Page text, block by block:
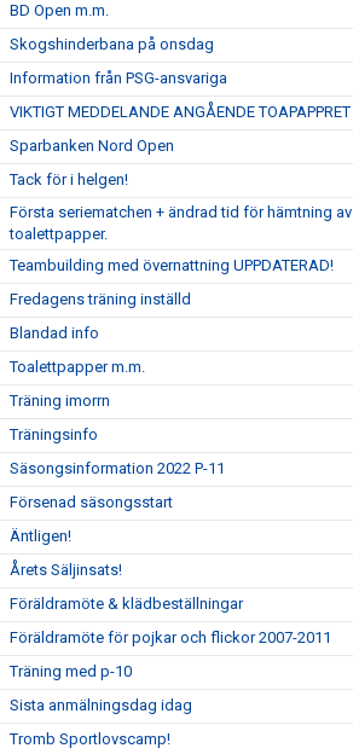
BD Open m.m.
Skogshinderbana på onsdag
Information från PSG-ansvariga
VIKTIGT MEDDELANDE ANGÅENDE TOAPAPPRET
Sparbanken Nord Open
Tack för i helgen!
Första seriematchen + ändrad tid för hämtning av
toalettpapper.
Teambuilding med övernattning UPPDATERAD!
Fredagens träning inställd
Blandad info
Toalettpapper m.m.
Träning imorrn
Träningsinfo
Säsongsinformation 2022 P-11
Försenad säsongsstart
Äntligen!
Årets Säljinsats!
Föräldramöte & klädbeställningar
Föräldramöte för pojkar och flickor 2007-2011
Träning med p-10
Sista anmälningsdag idag
Tromb Sportlovscamp!